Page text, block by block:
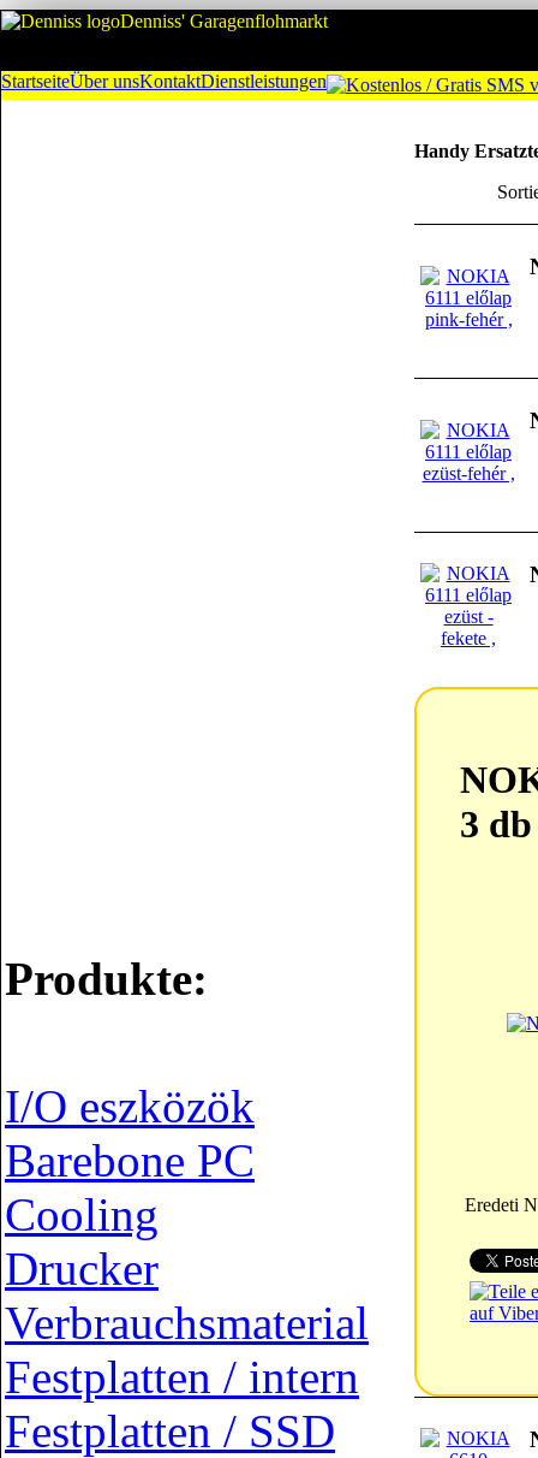
Denniss' Garagenflohmarkt
StartseiteÜber unsKontaktDienstleistungen
Produkte:
I/O eszközök
Barebone PC
Cooling
Drucker
Verbrauchsmaterial
Festplatten / intern
Festplatten / SSD
Handy
3 db
Eredeti